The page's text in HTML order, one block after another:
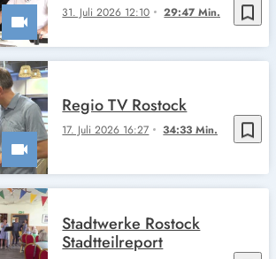
bookmark_border
31. Juli 2026 12:10 29:47 Min.
bookmark_border
17. Juli 2026 16:27 34:33 Min.
Regio TV Rostock
Stadtwerke Rostock
Stadtteilreport